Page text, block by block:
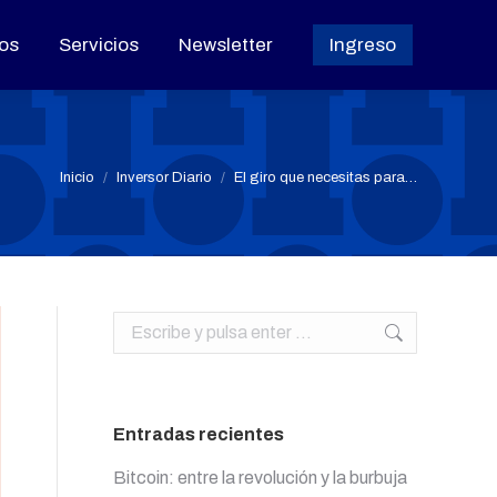
Servicios Newsletter Ingreso
Estás aquí:
Inicio Inversor Diario El giro que necesitas para…
Buscar:
Entradas recientes
Bitcoin: entre la revolución y la burbuja
Servicios Newsletter Ingreso